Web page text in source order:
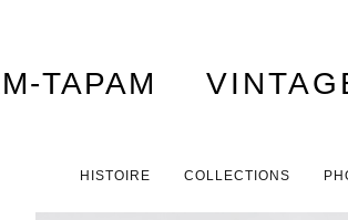
TAPAM
AU CONTENU PRINCIPAL
AU CONTENU SECONDAIRE
HISTOIRE COLLECTIONS